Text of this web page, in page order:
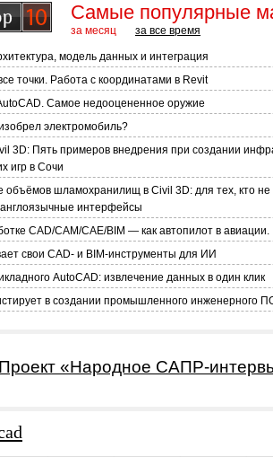
Самые популярные
за месяц за все время
модель данных и интеграция
точки. Работа с координатами в Revit
Самое недооцененное оружие
электромобиль?
3D: Пять примеров внедрения при создании
игр в Сочи
объёмов шламохранилищ в Civil 3D: для тех, кто
интерфейсы
CAD/CAM/CAE/BIM — как автопилот в
свои CAD- и BIM-инструменты для ИИ
AutoCAD: извлечение данных в один клик
в создании промышленного инженерного
«Народное САПР-